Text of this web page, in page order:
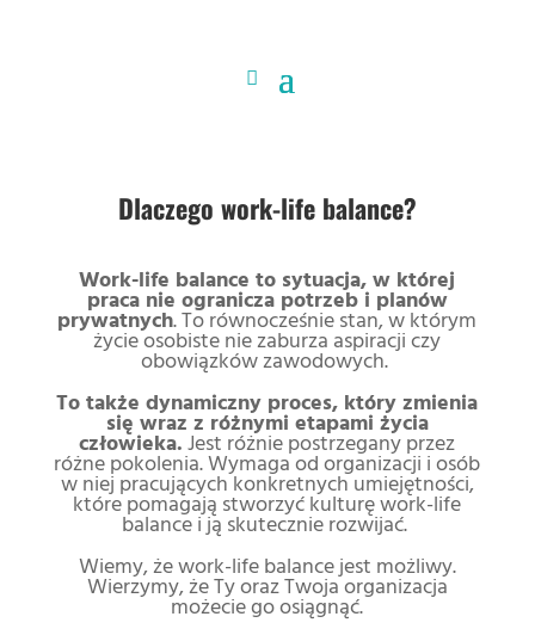
Dlaczego work-life balance?
Work-life balance to sytuacja, w której
praca nie ogranicza potrzeb i planów
prywatnych. To równocześnie stan, w którym
życie osobiste nie zaburza aspiracji czy
obowiązków zawodowych.
To także dynamiczny proces, który zmienia
się wraz z różnymi etapami życia
człowieka.Jest różnie postrzegany przez
różne pokolenia. Wymaga od organizacji i osób
w niej pracujących konkretnych umiejętności,
które pomagają stworzyć kulturę work-life
balance i ją skutecznie rozwijać.
Wiemy, że work-life balance jest możliwy.
Wierzymy, że Ty oraz Twoja organizacja
możecie go osiągnąć.